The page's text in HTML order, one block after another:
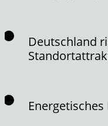
Deutschland